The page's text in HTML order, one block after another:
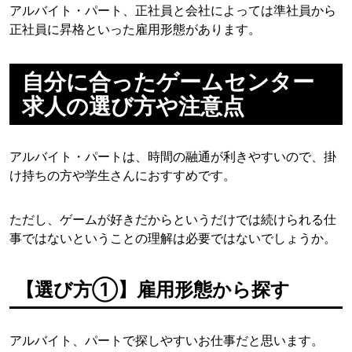
アルバイト・パート、正社員と会社によっては準社員から
正社員に昇格といった雇用形態があります。
自分に合ったゲームセンター
求人の選び方や注意点
アルバイト・パートは、時間の融通が利きやすいので、掛
け持ちの方や学生さんにおすすめです。
ただし、ゲームが好きだからというだけでは続けられる仕
事ではないということの理解は必要ではないでしょうか。
【選び方①】雇用形態から探す
アルバイト、パートで探しやすいお仕事だと思います。